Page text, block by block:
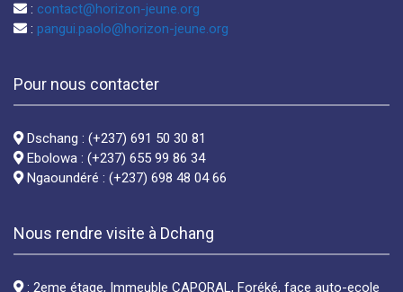
: contact@horizon-jeune.org
: pangui.paolo@horizon-jeune.org
Pour nous contacter
Dschang : (+237) 691 50 30 81
Ebolowa : (+237) 655 99 86 34
Ngaoundéré : (+237) 698 48 04 66
Nous rendre visite à Dchang
: 2eme étage, Immeuble CAPORAL, Foréké, face auto-ecole